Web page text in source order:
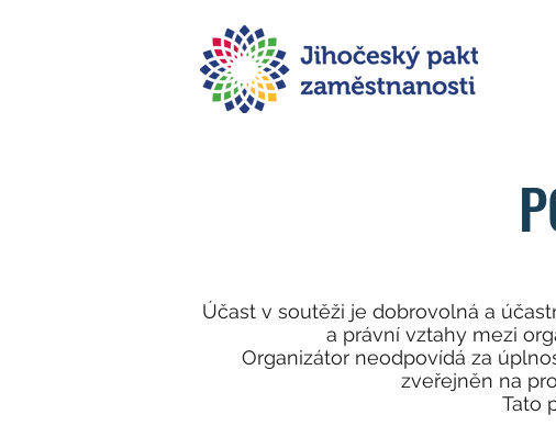
Účast v soutěži je dobrovolná a
a právní vztahy mezi
Organizátor neodpovídá za
zveřejněn na
Tato